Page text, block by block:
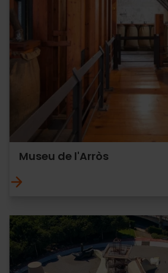
Museu de l'Arròs